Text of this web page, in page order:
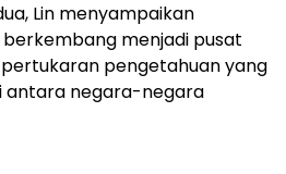
Lin menyampaikan
berkembang menjadi pusat
pengetahuan yang
antara negara-negara